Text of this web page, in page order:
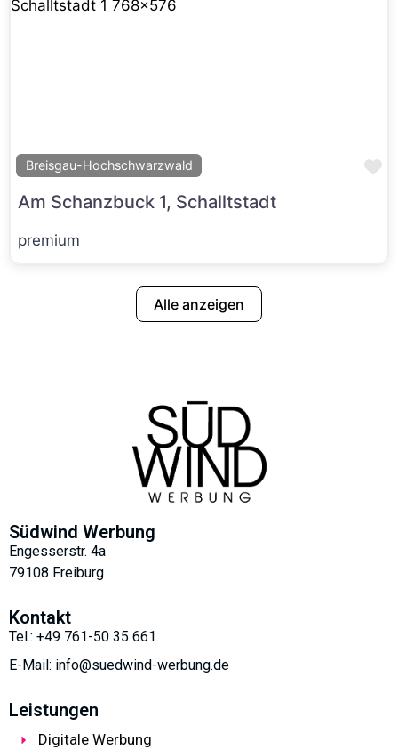
Breisgau-Hochschwarzwald
Am Schanzbuck 1, Schalltstadt
premium
Alle anzeigen
Südwind Werbung
Engesserstr. 4a
79108 Freiburg
Kontakt
Tel.: +49 761-50 35 661
E-Mail: info@suedwind-werbung.de
Leistungen
Digitale Werbung